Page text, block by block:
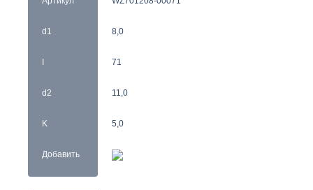
d1
I
d2
K
Добавить
8,0
71
11,0
5,0